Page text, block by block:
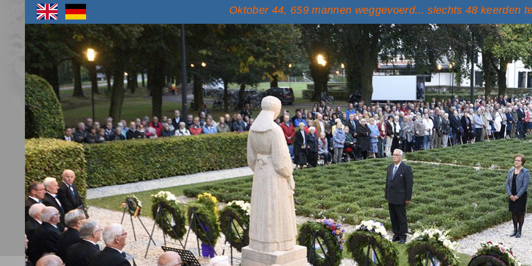
Oktober 44, 659 mannen weggevoerd... slechts 48 keerden